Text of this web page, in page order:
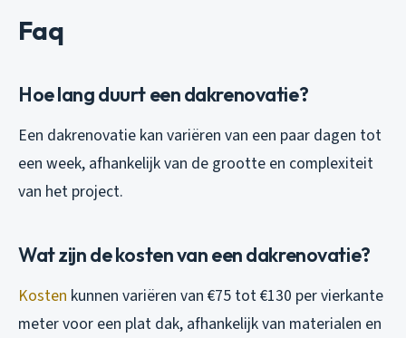
Faq
Hoe lang duurt een dakrenovatie?
Een dakrenovatie kan variëren van een paar dagen tot
een week, afhankelijk van de grootte en complexiteit
van het project.
Wat zijn de kosten van een dakrenovatie?
Kosten kunnen variëren van €75 tot €130 per vierkante
meter voor een plat dak, afhankelijk van materialen en